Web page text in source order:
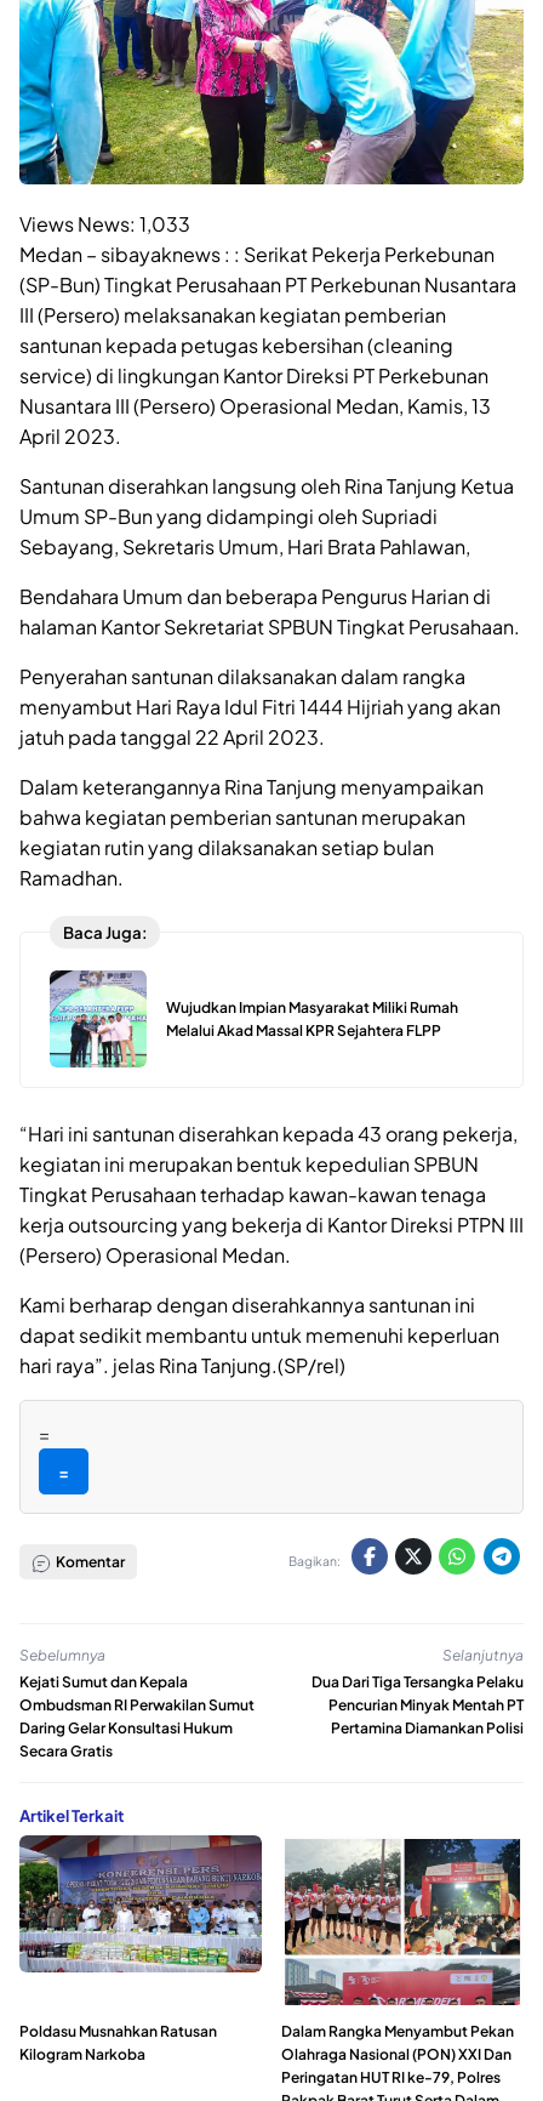
Views News: 1,033
Medan – sibayaknews : : Serikat Pekerja Perkebunan
(SP-Bun) Tingkat Perusahaan PT Perkebunan Nusantara
III (Persero) melaksanakan kegiatan pemberian
santunan kepada petugas kebersihan (cleaning
service) di lingkungan Kantor Direksi PT Perkebunan
Nusantara III (Persero) Operasional Medan, Kamis, 13
April 2023.
Santunan diserahkan langsung oleh Rina Tanjung Ketua
Umum SP-Bun yang didampingi oleh Supriadi
Sebayang, Sekretaris Umum, Hari Brata Pahlawan,
Bendahara Umum dan beberapa Pengurus Harian di
halaman Kantor Sekretariat SPBUN Tingkat Perusahaan.
Penyerahan santunan dilaksanakan dalam rangka
menyambut Hari Raya Idul Fitri 1444 Hijriah yang akan
jatuh pada tanggal 22 April 2023.
Dalam keterangannya Rina Tanjung menyampaikan
bahwa kegiatan pemberian santunan merupakan
kegiatan rutin yang dilaksanakan setiap bulan
Ramadhan.
Baca Juga:
Wujudkan Impian Masyarakat Miliki Rumah
Melalui Akad Massal KPR Sejahtera FLPP
“Hari ini santunan diserahkan kepada 43 orang pekerja,
kegiatan ini merupakan bentuk kepedulian SPBUN
Tingkat Perusahaan terhadap kawan-kawan tenaga
kerja outsourcing yang bekerja di Kantor Direksi PTPN III
(Persero) Operasional Medan.
Kami berharap dengan diserahkannya santunan ini
dapat sedikit membantu untuk memenuhi keperluan
hari raya”. jelas Rina Tanjung.(SP/rel)
=
=
Komentar Bagikan:
Sebelumnya
Kejati Sumut dan Kepala
Ombudsman RI Perwakilan Sumut
Daring Gelar Konsultasi Hukum
Secara Gratis
Selanjutnya
Dua Dari Tiga Tersangka Pelaku
Pencurian Minyak Mentah PT
Pertamina Diamankan Polisi
Artikel Terkait
Poldasu Musnahkan Ratusan
Kilogram Narkoba
Dalam Rangka Menyambut Pekan
Olahraga Nasional (PON) XXI Dan
Peringatan HUT RI ke-79, Polres